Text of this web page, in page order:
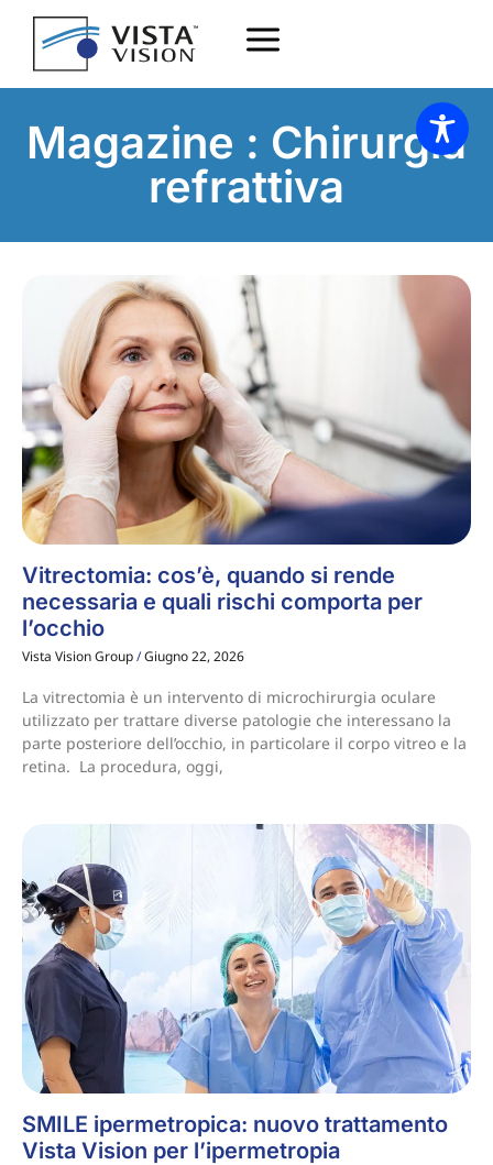
Magazine : Chirurgia
refrattiva
Vitrectomia: cos’è, quando si rende
necessaria e quali rischi comporta per
l’occhio
Vista Vision Group Giugno 22, 2026
La vitrectomia è un intervento di microchirurgia oculare
utilizzato per trattare diverse patologie che interessano la
parte posteriore dell’occhio, in particolare il corpo vitreo e la
retina. La procedura, oggi,
SMILE ipermetropica: nuovo trattamento
Vista Vision per l’ipermetropia